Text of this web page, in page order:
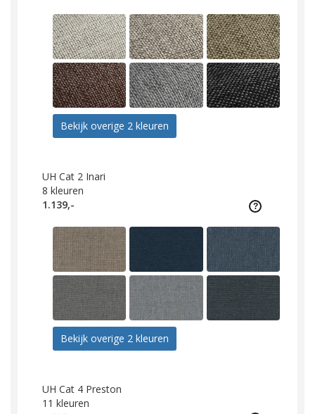
Bekijk overige 2 kleuren
UH Cat 2 Inari
8 kleuren
1.139,-
Bekijk overige 2 kleuren
UH Cat 4 Preston
11 kleuren